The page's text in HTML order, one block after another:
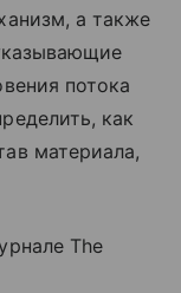
а также
потока
как
материала,
The